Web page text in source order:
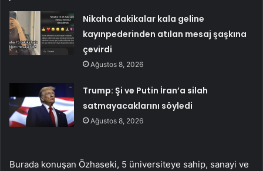
Nikaha dakikalar kala geline
kayınpederinden atılan mesaj şaşkına
çevirdi
Ağustos 8, 2026
Trump: Şi ve Putin İran’a silah
satmayacaklarını söyledi
Ağustos 8, 2026
Burada konuşan Özhaseki, 5 üniversiteye sahip, sanayi ve